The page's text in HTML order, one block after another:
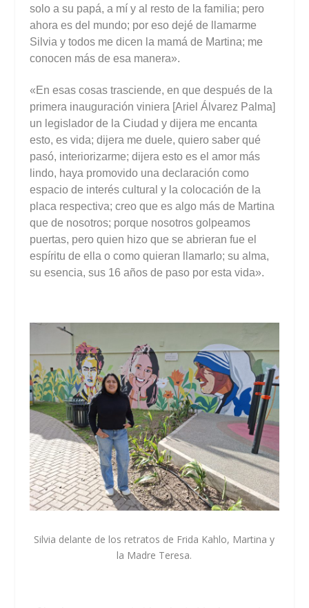
solo a su papá, a mí y al resto de la familia; pero
ahora es del mundo; por eso dejé de llamarme
Silvia y todos me dicen la mamá de Martina; me
conocen más de esa manera».
«En esas cosas trasciende, en que después de la
primera inauguración viniera [Ariel Álvarez Palma]
un legislador de la Ciudad y dijera me encanta
esto, es vida; dijera me duele, quiero saber qué
pasó, interiorizarme; dijera esto es el amor más
lindo, haya promovido una declaración como
espacio de interés cultural y la colocación de la
placa respectiva; creo que es algo más de Martina
que de nosotros; porque nosotros golpeamos
puertas, pero quien hizo que se abrieran fue el
espíritu de ella o como quieran llamarlo; su alma,
su esencia, sus 16 años de paso por esta vida».
Silvia delante de los retratos de Frida Kahlo, Martina y
la Madre Teresa.